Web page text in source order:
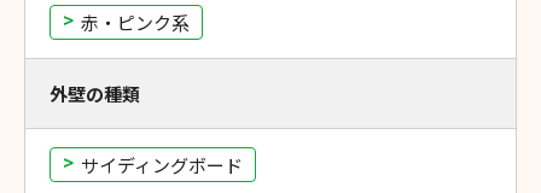
赤・ピンク系
外壁の種類
サイディングボード